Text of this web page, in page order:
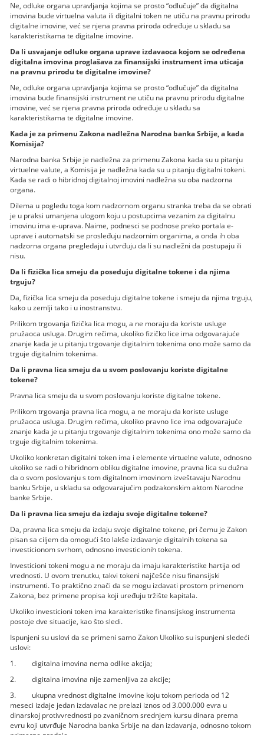
Ne, odluke organa upravljanja kojima se prosto “odlučuje” da digitalna
imovina bude virtuelna valuta ili digitalni token ne utiču na pravnu prirodu
digitalne imovine, već se njena pravna priroda određuje u skladu sa
karakteristikama te digitalne imovine.
Da li usvajanje odluke organa uprave izdavaoca kojom se određena
digitalna imovina proglašava za finansijski instrument ima uticaja
na pravnu prirodu te digitalne imovine?
Ne, odluke organa upravljanja kojima se prosto “odlučuje” da digitalna
imovina bude finansijski instrument ne utiču na pravnu prirodu digitalne
imovine, već se njena pravna priroda određuje u skladu sa
karakteristikama te digitalne imovine.
Kada je za primenu Zakona nadležna Narodna banka Srbije, a kada
Komisija?
Narodna banka Srbije je nadležna za primenu Zakona kada su u pitanju
virtuelne valute, a Komisija je nadležna kada su u pitanju digitalni tokeni.
Kada se radi o hibridnoj digitalnoj imovini nadležna su oba nadzorna
organa.
Dilema u pogledu toga kom nadzornom organu stranka treba da se obrati
je u praksi umanjena ulogom koju u postupcima vezanim za digitalnu
imovinu ima e-uprava. Naime, podnesci se podnose preko portala e-
uprave i automatski se prosleđuju nadzornim organima, a onda ih oba
nadzorna organa pregledaju i utvrđuju da li su nadležni da postupaju ili
nisu.
Da li fizička lica smeju da poseduju digitalne tokene i da njima
trguju?
Da, fizička lica smeju da poseduju digitalne tokene i smeju da njima trguju,
kako u zemlji tako i u inostranstvu.
Prilikom trgovanja fizička lica mogu, a ne moraju da koriste usluge
pružaoca usluga. Drugim rečima, ukoliko fizičko lice ima odgovarajuće
znanje kada je u pitanju trgovanje digitalnim tokenima ono može samo da
trguje digitalnim tokenima.
Da li pravna lica smeju da u svom poslovanju koriste digitalne
tokene?
Pravna lica smeju da u svom poslovanju koriste digitalne tokene.
Prilikom trgovanja pravna lica mogu, a ne moraju da koriste usluge
pružaoca usluga. Drugim rečima, ukoliko pravno lice ima odgovarajuće
znanje kada je u pitanju trgovanje digitalnim tokenima ono može samo da
trguje digitalnim tokenima.
Ukoliko konkretan digitalni token ima i elemente virtuelne valute, odnosno
ukoliko se radi o hibridnom obliku digitalne imovine, pravna lica su dužna
da o svom poslovanju s tom digitalnom imovinom izveštavaju Narodnu
banku Srbije, u skladu sa odgovarajućim podzakonskim aktom Narodne
banke Srbije.
Da li pravna lica smeju da izdaju svoje digitalne tokene?
Da, pravna lica smeju da izdaju svoje digitalne tokene, pri čemu je Zakon
pisan sa ciljem da omogući što lakše izdavanje digitalnih tokena sa
investicionom svrhom, odnosno investicionih tokena.
Investicioni tokeni mogu a ne moraju da imaju karakteristike hartija od
vrednosti. U ovom trenutku, takvi tokeni najčešće nisu finansijski
instrumenti. To praktično znači da se mogu izdavati prostom primenom
Zakona, bez primene propisa koji uređuju tržište kapitala.
Ukoliko investicioni token ima karakteristike finansijskog instrumenta
postoje dve situacije, kao što sledi.
Ispunjeni su uslovi da se primeni samo Zakon Ukoliko su ispunjeni sledeći
uslovi:
1. digitalna imovina nema odlike akcija;
2. digitalna imovina nije zamenljiva za akcije;
3. ukupna vrednost digitalne imovine koju tokom perioda od 12
meseci izdaje jedan izdavalac ne prelazi iznos od 3.000.000 evra u
dinarskoj protivvrednosti po zvaničnom srednjem kursu dinara prema
evru koji utvrđuje Narodna banka Srbije na dan izdavanja, odnosno tokom